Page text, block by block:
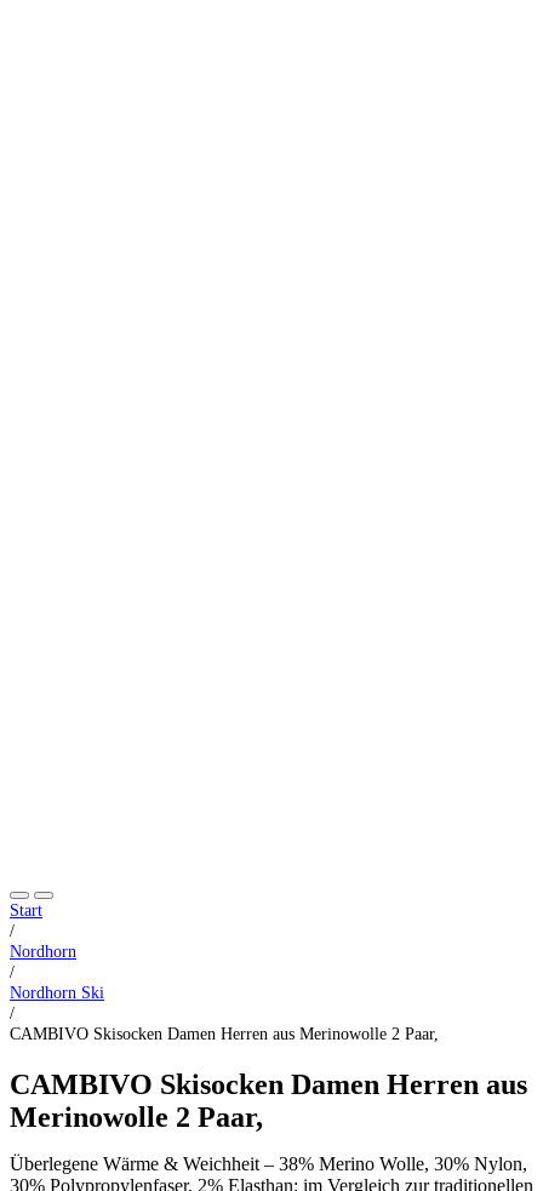
Start
/
Nordhorn
/
Nordhorn Ski
/
CAMBIVO Skisocken Damen Herren aus Merinowolle 2 Paar,
CAMBIVO Skisocken Damen Herren aus
Merinowolle 2 Paar,
Überlegene Wärme & Weichheit – 38% Merino Wolle, 30% Nylon,
30% Polypropylenfaser, 2% Elasthan; im Vergleich zur traditionellen